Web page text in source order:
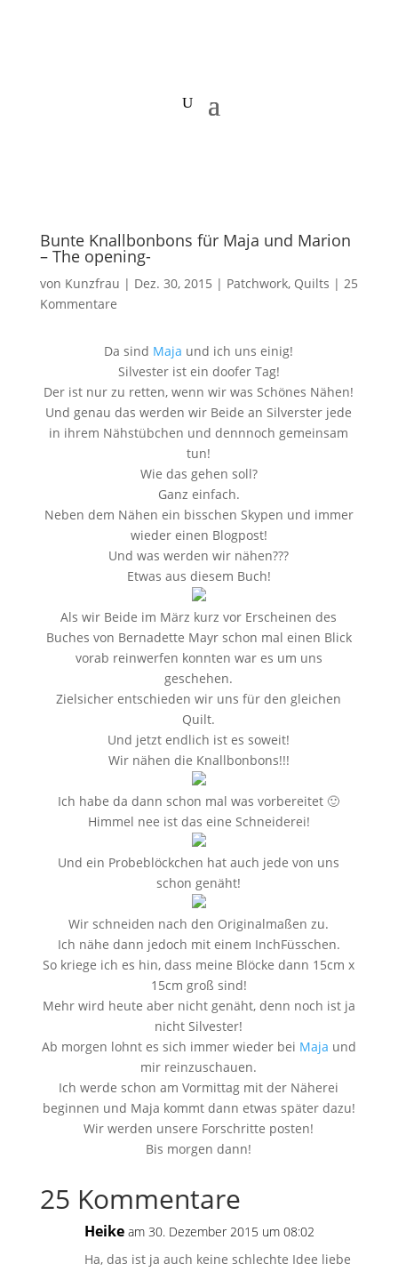
Bunte Knallbonbons für Maja und Marion
– The opening-
von Kunzfrau | Dez. 30, 2015 | Patchwork, Quilts | 25
Kommentare
Da sind Maja und ich uns einig!
Silvester ist ein doofer Tag!
Der ist nur zu retten, wenn wir was Schönes Nähen!
Und genau das werden wir Beide an Silverster jede
in ihrem Nähstübchen und dennnoch gemeinsam
tun!
Wie das gehen soll?
Ganz einfach.
Neben dem Nähen ein bisschen Skypen und immer
wieder einen Blogpost!
Und was werden wir nähen???
Etwas aus diesem Buch!
Als wir Beide im März kurz vor Erscheinen des
Buches von Bernadette Mayr schon mal einen Blick
vorab reinwerfen konnten war es um uns
geschehen.
Zielsicher entschieden wir uns für den gleichen
Quilt.
Und jetzt endlich ist es soweit!
Wir nähen die Knallbonbons!!!
Ich habe da dann schon mal was vorbereitet 🙂
Himmel nee ist das eine Schneiderei!
Und ein Probeblöckchen hat auch jede von uns
schon genäht!
Wir schneiden nach den Originalmaßen zu.
Ich nähe dann jedoch mit einem InchFüsschen.
So kriege ich es hin, dass meine Blöcke dann 15cm x
15cm groß sind!
Mehr wird heute aber nicht genäht, denn noch ist ja
nicht Silvester!
Ab morgen lohnt es sich immer wieder bei Maja und
mir reinzuschauen.
Ich werde schon am Vormittag mit der Näherei
beginnen und Maja kommt dann etwas später dazu!
Wir werden unsere Forschritte posten!
Bis morgen dann!
25 Kommentare
Heike am 30. Dezember 2015 um 08:02
Ha, das ist ja auch keine schlechte Idee liebe